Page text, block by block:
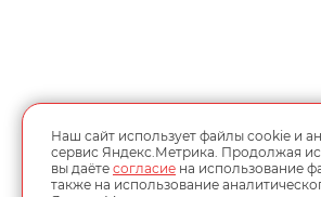
Наш сайт использует файлы cookie и
сервис Яндекс.Метрика. Продолжая
вы даёте согласие на использование
также на использование